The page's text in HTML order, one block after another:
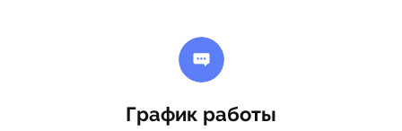
График работы